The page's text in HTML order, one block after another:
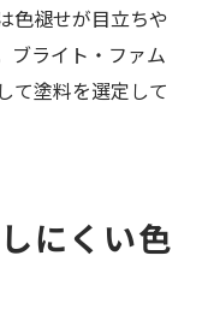
色褪せが目立ちや
ブライト・ファム
て塗料を選定して
にくい色